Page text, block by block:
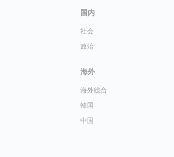
国内
社会
政治
海外
海外総合
韓国
中国